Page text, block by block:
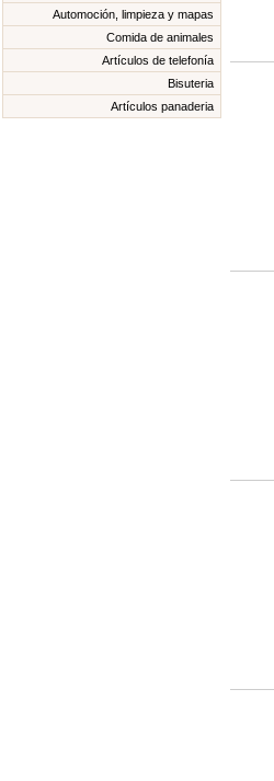
Automoción, limpieza y mapas
Comida de animales
Artículos de telefonía
Bisuteria
Artículos panaderia